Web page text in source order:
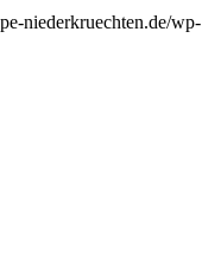
niederkruechten.de/wp-